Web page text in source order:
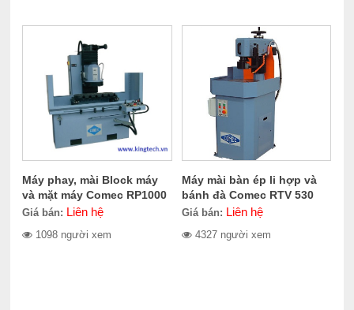
Máy phay, mài Block máy
và mặt máy Comec RP1000
Giá bán: Liên hệ
1098 người xem
Máy mài bàn ép li hợp và
bánh đà Comec RTV 530
Giá bán: Liên hệ
4327 người xem